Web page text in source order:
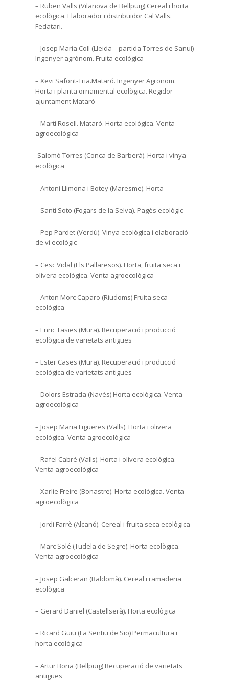
– Ruben Valls (Vilanova de Bellpuig).Cereal i horta
ecològica. Elaborador i distribuidor Cal Valls.
Fedatari.
– Josep Maria Coll (Lleida – partida Torres de Sanui)
Ingenyer agrònom. Fruita ecològica
– Xevi Safont-Tria.Mataró. Ingenyer Agronom.
Horta i planta ornamental ecològica. Regidor
ajuntament Mataró
– Marti Rosell. Mataró. Horta ecològica. Venta
agroecològica
-Salomó Torres (Conca de Barberà). Horta i vinya
ecològica
– Antoni Llimona i Botey (Maresme). Horta
– Santi Soto (Fogars de la Selva). Pagès ecològic
– Pep Pardet (Verdú). Vinya ecològica i elaboració
de vi ecològic
– Cesc Vidal (Els Pallaresos). Horta, fruita seca i
olivera ecològica. Venta agroecològica
– Anton Morc Caparo (Riudoms) Fruita seca
ecològica
– Enric Tasies (Mura). Recuperació i producció
ecològica de varietats antigues
– Ester Cases (Mura). Recuperació i producció
ecològica de varietats antigues
– Dolors Estrada (Navès) Horta ecològica. Venta
agroecològica
– Josep Maria Figueres (Valls). Horta i olivera
ecològica. Venta agroecològica
– Rafel Cabré (Valls). Horta i olivera ecològica.
Venta agroecològica
– Xarlie Freire (Bonastre). Horta ecològica. Venta
agroecològica
– Jordi Farrè (Alcanó). Cereal i fruita seca ecològica
– Marc Solé (Tudela de Segre). Horta ecològica.
Venta agroecològica
– Josep Galceran (Baldomà). Cereal i ramaderia
ecològica
– Gerard Daniel (Castellserà). Horta ecològica
– Ricard Guiu (La Sentiu de Sio) Permacultura i
horta ecològica
– Artur Boria (Bellpuig) Recuperació de varietats
antigues